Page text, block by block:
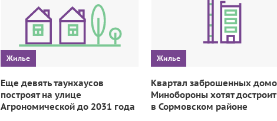
Жилье
Еще девять таунхаусов
построят на улице
Агрономической до 2031 года
Жилье
Квартал заброшенных
Минобороны хотят
в Сормовском районе